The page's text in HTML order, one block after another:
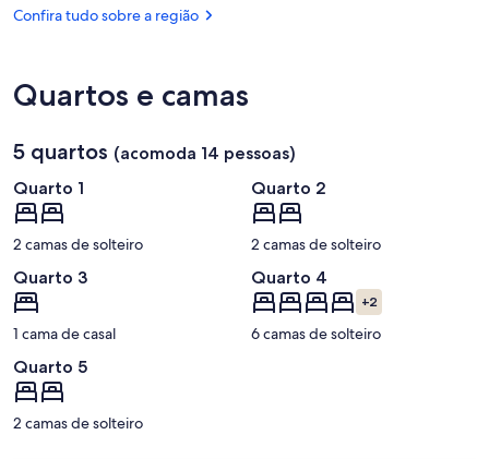
Lion
(ANE-
Confira tudo sobre a região
Quartos e camas
5 quartos (acomoda 14 pessoas)
Quarto 1
2 camas de solteiro
Quarto 2
2 camas de solteiro
Quarto 3
1 cama de casal
Quarto 4
+2
6 camas de solteiro
Quarto 5
2 camas de solteiro